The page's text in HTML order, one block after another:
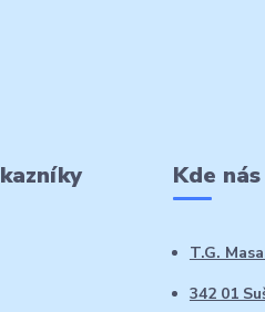
Kde
T.G.
342 01